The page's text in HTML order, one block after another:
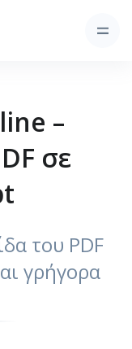
–
σε
του PDF
γρήγορα